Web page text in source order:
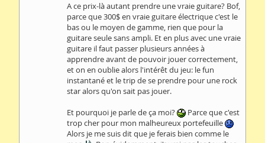
A ce prix-là autant prendre une vraie guitare? Bof,
parce que 300$ en vraie guitare électrique c'est le
bas ou le moyen de gamme, rien que pour la
guitare seule sans ampli. Et en plus avec une vraie
guitare il faut passer plusieurs années à
apprendre avant de pouvoir jouer correctement,
et on en oublie alors l'intérêt du jeu: le fun
instantané et le trip de se prendre pour une rock
star alors qu'on sait pas jouer.
Et pourquoi je parle de ça moi?
Parce que c'est
trop cher pour mon malheureux portefeuille
Alors je me suis dit que je ferais bien comme le